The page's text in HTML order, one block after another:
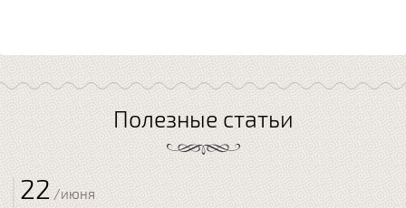
Полезные статьи
22 /июня